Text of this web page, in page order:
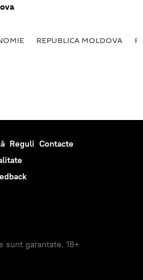
REPUBLICA MOLDOVA
Reguli Contacte
sunt garantate. 18+